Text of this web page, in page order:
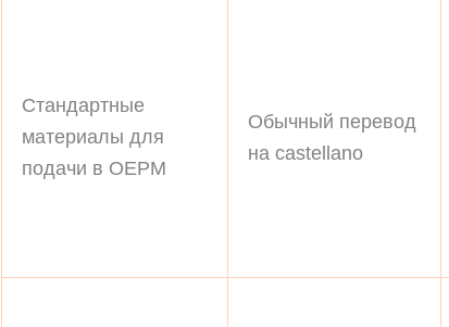
Стандартные
материалы для
подачи в OEPM
Обычный перевод
на castellano